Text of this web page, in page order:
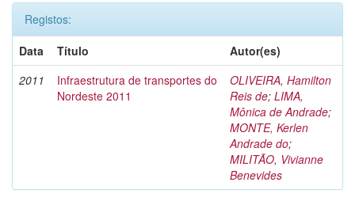
Registos:
Data
Título
Autor(es)
2011
Infraestrutura de transportes do
Nordeste 2011
OLIVEIRA, Hamilton
Reis de; LIMA,
Mônica de Andrade;
MONTE, Kerlen
Andrade do;
MILITÃO, Vivianne
Benevides